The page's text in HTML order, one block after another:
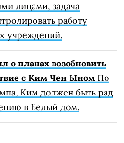
лицами, задача
работу
учреждений.
о планах возобновить
с Ким Чен Ыном По
Ким должен быть рад
в Белый дом.